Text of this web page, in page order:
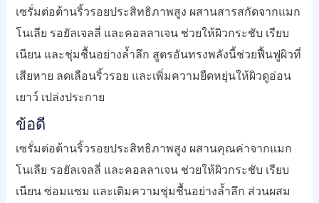
เซรั่มต่อต้านริ้วรอยประสิทธิภาพสูง ผสานสารสกัดจากแมก
โนเลีย รอยัลเจลลี่ และคอลลาเจน ช่วยให้ผิวกระชับ เรียบ
เนียน และชุ่มชื้นอย่างล้ำลึก สูตรอันทรงพลังนี้ช่วยฟื้นฟูผิวที่
เสียหาย ลดเลือนริ้วรอย และเพิ่มความยืดหยุ่นให้ผิวดูอ่อน
เยาว์ เปล่งประกาย
ข้อดี
เซรั่มต่อต้านริ้วรอยประสิทธิภาพสูง ผสานคุณค่าจากแมก
โนเลีย รอยัลเจลลี่ และคอลลาเจน ช่วยให้ผิวกระชับ เรียบ
เนียน ซ่อมแซม และเติมความชุ่มชื้นอย่างล้ำลึก ส่วนผสม